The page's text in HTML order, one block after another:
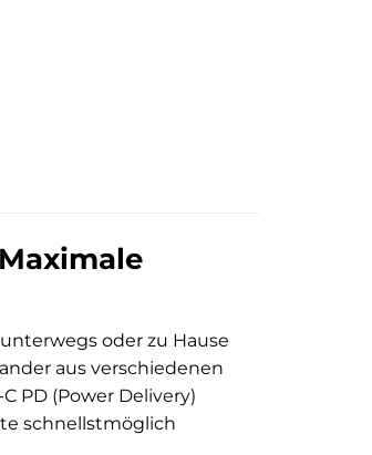
Maximale
unterwegs oder zu Hause
aus verschiedenen
PD (Power Delivery)
schnellstmöglich